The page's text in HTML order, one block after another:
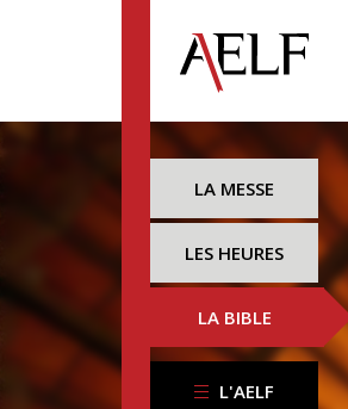
LA MESSE
LES HEURES
LA BIBLE
L'AELF